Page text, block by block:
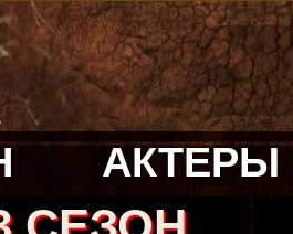
АКТЕРЫ